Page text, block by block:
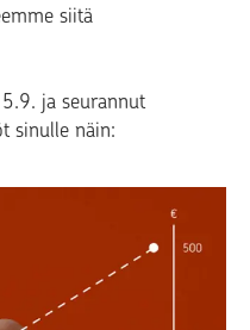
siitä
ja seurannut
sinulle näin: